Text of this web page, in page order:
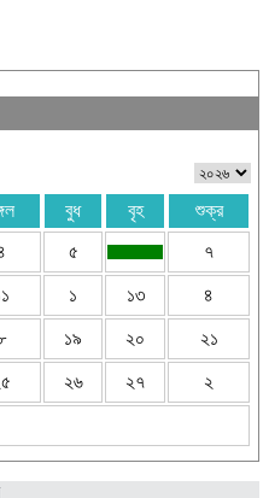
বুধ বৃহ
শুক্র
৫ ৭
১ ১৩ ৪
১৯ ২০ ২১
২৬ ২৭ ২